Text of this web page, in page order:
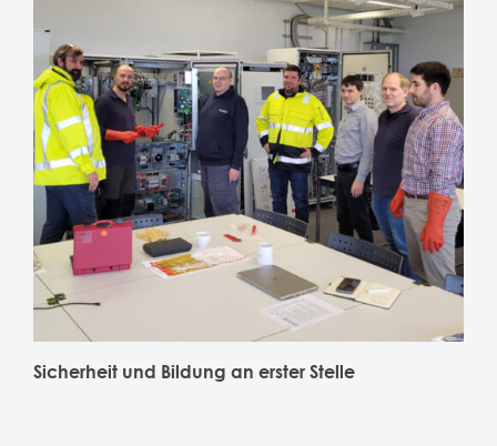
Sicherheit und Bildung an erster Stelle